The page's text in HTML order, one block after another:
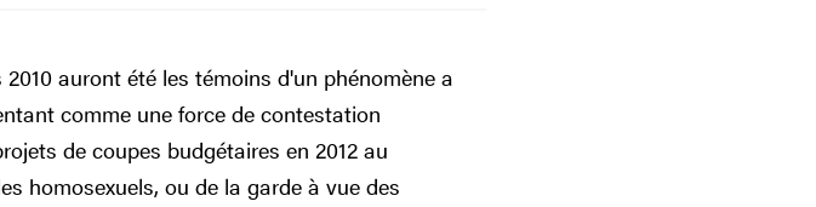
auront été les témoins d'un phénomène a
comme une force de contestation
de coupes budgétaires en 2012 au
homosexuels, ou de la garde à vue des